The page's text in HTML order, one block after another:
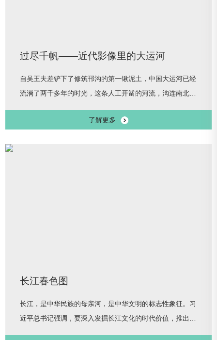
过尽千帆——近代影像里的大运河
自吴王夫差铲下了修筑邗沟的第一锹泥土，中国大运河已经
流淌了两千多年的时光，这条人工开凿的河流，沟连南北，
代，晚清民国的国力衰微，对于运河的治理远不如前，加之
了解更多
长江春色图
长江，是中华民族的母亲河，是中华文明的标志性象征。习
近平总书记强调，要深入发掘长江文化的时代价值，推出更